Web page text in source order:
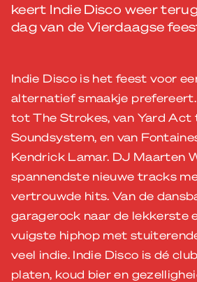
keert Indie Disco weer
dag van de Vierdaagse
Indie Disco is het feest voor
alternatief smaakje
tot The Strokes, van Yard Act
Soundsystem, en van
Kendrick Lamar. DJ Maarten
spannendste nieuwe tracks
vertrouwde hits. Van de
garagerock naar de lekkerste
vuigste hiphop met
veel indie. Indie Disco is dé
platen, koud bier en